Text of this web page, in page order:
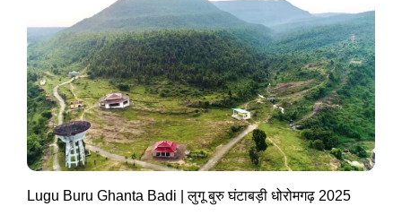
Lugu Buru Ghanta Badi | लुगू बुरु घंटाबड़ी धोरोमगढ़ 2025